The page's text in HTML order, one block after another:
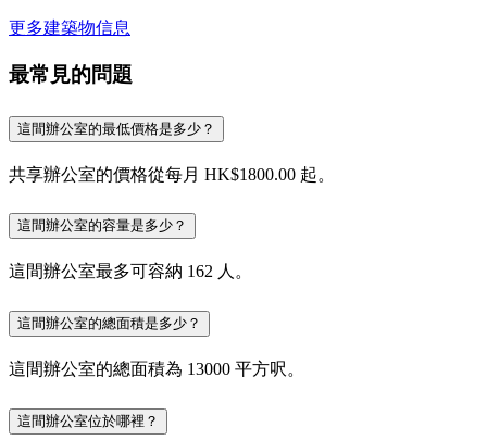
更多建築物信息
最常見的問題
這間辦公室的最低價格是多少？
共享辦公室的價格從每月 HK$1800.00 起。
這間辦公室的容量是多少？
這間辦公室最多可容納 162 人。
這間辦公室的總面積是多少？
這間辦公室的總面積為 13000 平方呎。
這間辦公室位於哪裡？